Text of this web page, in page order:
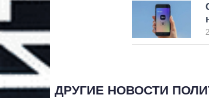
ДРУГИЕ НОВОСТИ